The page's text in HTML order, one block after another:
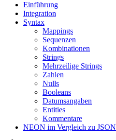
Einführung
Integration
Syntax
Mappings
Sequenzen
Kombinationen
Strings
Mehrzeilige Strings
Zahlen
Nulls
Booleans
Datumsangaben
Entities
Kommentare
NEON im Vergleich zu JSON